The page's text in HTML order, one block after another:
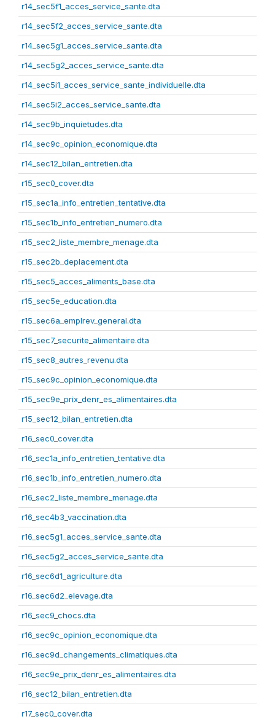
r14_sec5f1_acces_service_sante.dta
r14_sec5f2_acces_service_sante.dta
r14_sec5g1_acces_service_sante.dta
r14_sec5g2_acces_service_sante.dta
r14_sec5i1_acces_service_sante_individuelle.dta
r14_sec5i2_acces_service_sante.dta
r14_sec9b_inquietudes.dta
r14_sec9c_opinion_economique.dta
r14_sec12_bilan_entretien.dta
r15_sec0_cover.dta
r15_sec1a_info_entretien_tentative.dta
r15_sec1b_info_entretien_numero.dta
r15_sec2_liste_membre_menage.dta
r15_sec2b_deplacement.dta
r15_sec5_acces_aliments_base.dta
r15_sec5e_education.dta
r15_sec6a_emplrev_general.dta
r15_sec7_securite_alimentaire.dta
r15_sec8_autres_revenu.dta
r15_sec9c_opinion_economique.dta
r15_sec9e_prix_denr_es_alimentaires.dta
r15_sec12_bilan_entretien.dta
r16_sec0_cover.dta
r16_sec1a_info_entretien_tentative.dta
r16_sec1b_info_entretien_numero.dta
r16_sec2_liste_membre_menage.dta
r16_sec4b3_vaccination.dta
r16_sec5g1_acces_service_sante.dta
r16_sec5g2_acces_service_sante.dta
r16_sec6d1_agriculture.dta
r16_sec6d2_elevage.dta
r16_sec9_chocs.dta
r16_sec9c_opinion_economique.dta
r16_sec9d_changements_climatiques.dta
r16_sec9e_prix_denr_es_alimentaires.dta
r16_sec12_bilan_entretien.dta
r17_sec0_cover.dta